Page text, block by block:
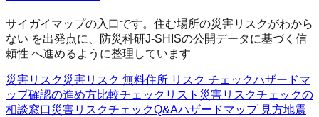
サイガイマップの入口です。住む場所の災害リスクがわから
ない を出発点に、防災科研J-SHISの公開データに基づく信
頼性 へ進めるように整理しています
災害リスク災害リスク 無料住所 リスク チェックハザードマ
ップ確認の進め方比較チェックリスト 災害リスクチェックの
相談窓口災害リスクチェックQ&Aハザードマップ 見方地震